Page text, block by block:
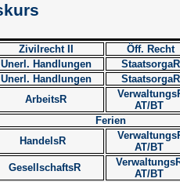
Zivilrecht II
Öff. Recht
Unerl. Handlungen
StaatsorgaR
Unerl. Handlungen
StaatsorgaR
ArbeitsR
AT/BT
Ferien
HandelsR
AT/BT
GesellschaftsR
AT/BT